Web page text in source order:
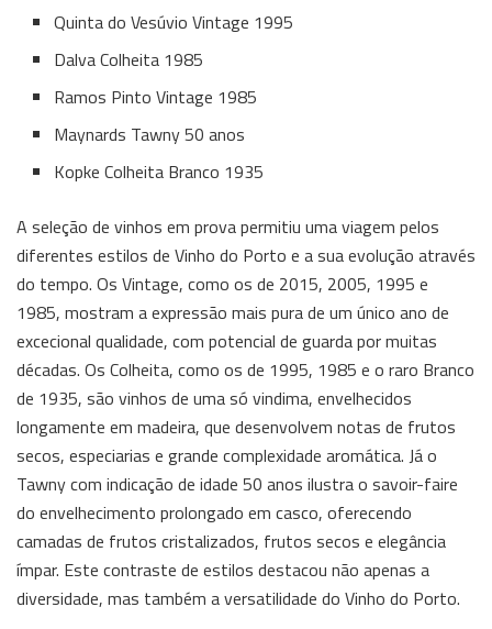
Quinta do Vesúvio Vintage 1995
Dalva Colheita 1985
Ramos Pinto Vintage 1985
Maynards Tawny 50 anos
Kopke Colheita Branco 1935
A seleção de vinhos em prova permitiu uma viagem pelos
diferentes estilos de Vinho do Porto e a sua evolução através
do tempo. Os Vintage, como os de 2015, 2005, 1995 e
1985, mostram a expressão mais pura de um único ano de
excecional qualidade, com potencial de guarda por muitas
décadas. Os Colheita, como os de 1995, 1985 e o raro Branco
de 1935, são vinhos de uma só vindima, envelhecidos
longamente em madeira, que desenvolvem notas de frutos
secos, especiarias e grande complexidade aromática. Já o
Tawny com indicação de idade 50 anos ilustra o savoir-faire
do envelhecimento prolongado em casco, oferecendo
camadas de frutos cristalizados, frutos secos e elegância
ímpar. Este contraste de estilos destacou não apenas a
diversidade, mas também a versatilidade do Vinho do Porto.